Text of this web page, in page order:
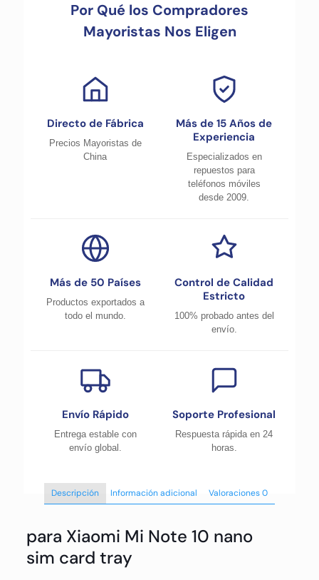
Por Qué los Compradores
Mayoristas Nos Eligen
Directo de Fábrica
Precios Mayoristas de
China
Más de 15 Años de
Experiencia
Especializados en
repuestos para
teléfonos móviles
desde 2009.
Más de 50 Países
Productos exportados a
todo el mundo.
Control de Calidad
Estricto
100% probado antes del
envío.
Envío Rápido
Entrega estable con
envío global.
Soporte Profesional
Respuesta rápida en 24
horas.
Descripción Información adicional Valoraciones0
para Xiaomi Mi Note 10 nano
sim card tray